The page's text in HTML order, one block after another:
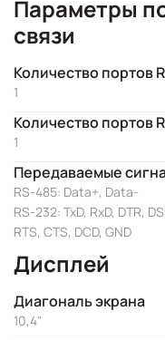
Параметры
связи
Количество портов
1
Количество портов
1
Передаваемые
RS-485: Data+, Data-
RS-232: TxD, RxD, DTR,
RTS, CTS, DCD, GND
Дисплей
Диагональ экрана
10,4"